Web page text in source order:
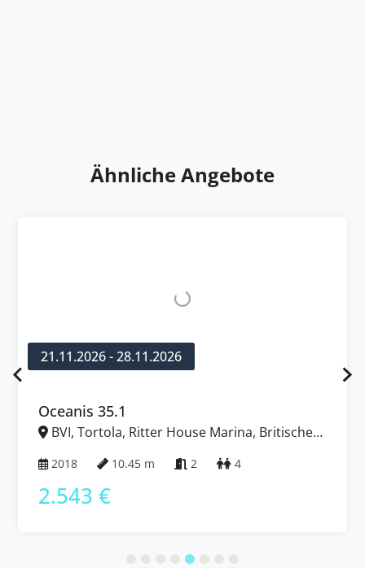
Ähnliche Angebote
21.11.2026 - 28.11.2026
Oceanis 35.1
BVI, Tortola, Ritter House Marina, Britische
2018 10.45 m 2 4
2.543 €